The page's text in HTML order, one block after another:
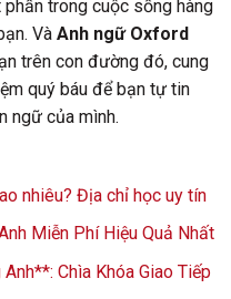
trong cuộc sống hàng
Và Anh ngữ Oxford
trên con đường đó, cung
quý báu để bạn tự tin
ngữ của mình.
nhiêu? Địa chỉ học uy tín
Miễn Phí Hiệu Quả Nhất
Chìa Khóa Giao Tiếp